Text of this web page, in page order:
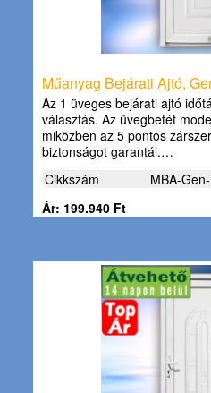
Műanyag Bejárati Ajtó,
Az 1 üveges bejárati ajtó
választás. Az üvegbetét
miközben az 5 pontos
biztonságot garantál.…
Cikkszám
MBA-
Ár: 199.940 Ft